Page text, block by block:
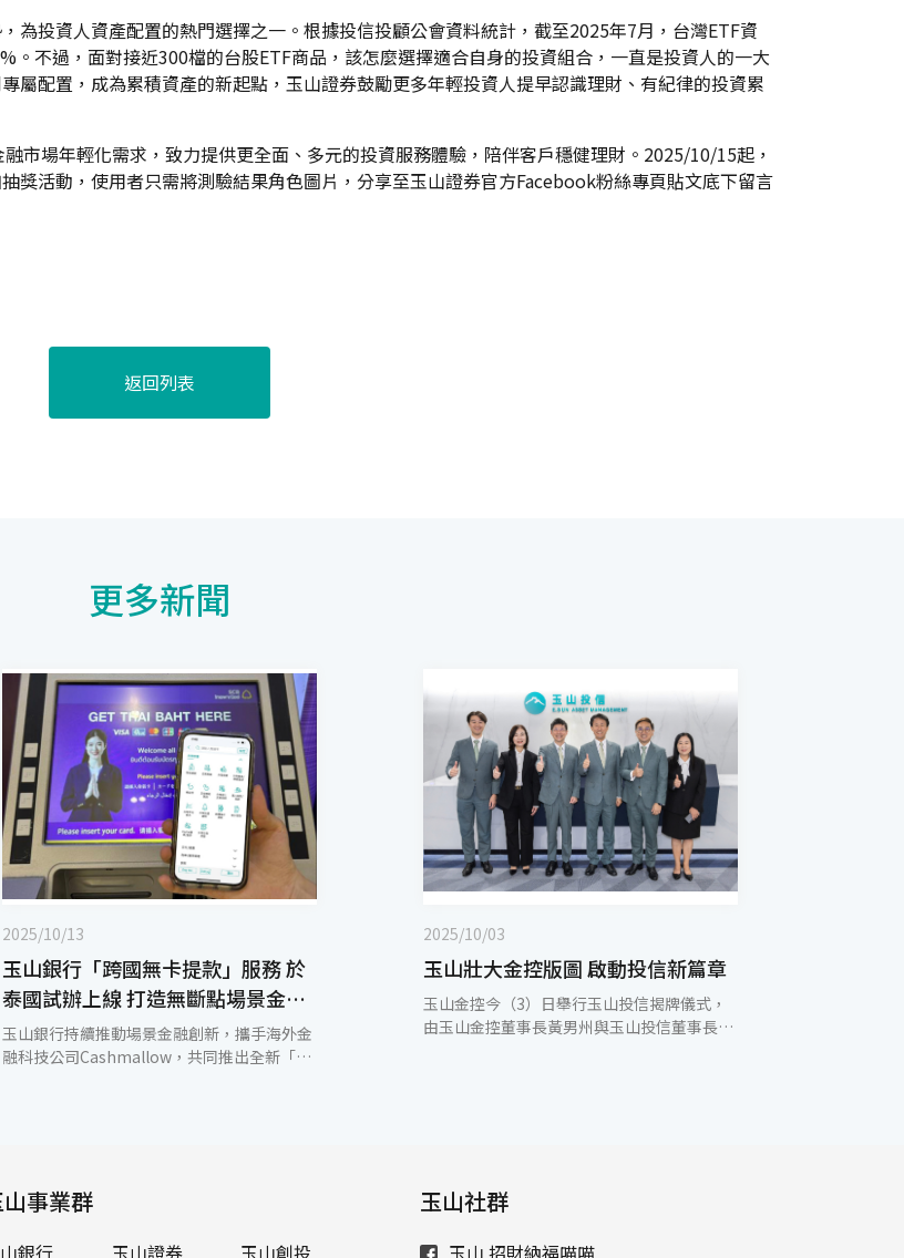
為投資人資產配置的熱門選擇之一。根據投信投顧公會資料統計，截至2025年7月，台灣ETF資
不過，面對接近300檔的台股ETF商品，該怎麼選擇適合自身的投資組合，一直是投資人的一大
屬配置，成為累積資產的新起點，玉山證券鼓勵更多年輕投資人提早認識理財、有紀律的投資累
市場年輕化需求，致力提供更全面、多元的投資服務體驗，陪伴客戶穩健理財。2025/10/15起，
獎活動，使用者只需將測驗結果角色圖片，分享至玉山證券官方Facebook粉絲專頁貼文底下留言
返回列表
更多新聞
2025/10/13
玉山銀行「跨國無卡提款」服務 於
泰國試辦上線 打造無斷點場景金融
體驗
玉山銀行持續推動場景金融創新，攜手海外金
融科技公司Cashmallow，共同推出全新「跨
Bank，SCB）ATM依指示操作，掃描QR
Code後即可直接提領泰銖現鈔，享受無斷點
且便利的旅遊金融體驗。泰國匯商銀行ATM遍
2025/10/03
玉山壯大金控版圖 啟動投信新篇章
玉山金控今（3）日舉行玉山投信揭牌儀式，
由玉山金控董事長黃男州與玉山投信董事長陳
在地深耕，在台股投資研究擁有扎實根基，也
是國內多家政府、金融機構信賴的全委代操投
山事業群
銀行 玉山證券 玉山創投
玉山社群
玉山 招財納福喵喵